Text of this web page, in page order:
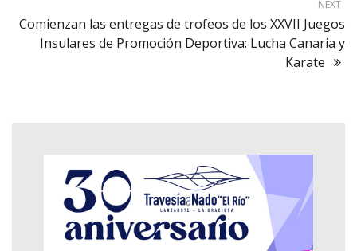
NEXT
Comienzan las entregas de trofeos de los XXVII Juegos
Insulares de Promoción Deportiva: Lucha Canaria y
Karate